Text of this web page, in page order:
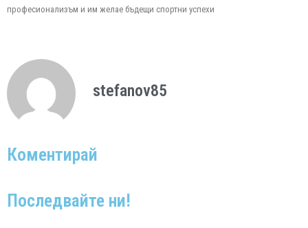
професионализъм и им желае бъдещи спортни успехи
stefanov85
Коментирай
Последвайте ни!